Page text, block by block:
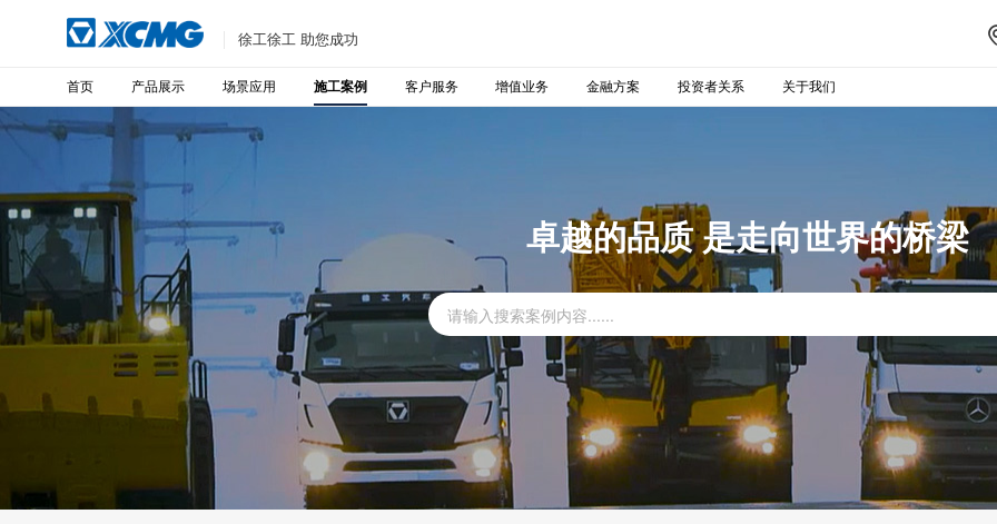
徐工徐工 助您成功
首页 产品展示 场景应用 施工案例 客户服务 增值业务 金融方案 投资者关系 关于我们
卓越的品质 是走向世界的桥梁